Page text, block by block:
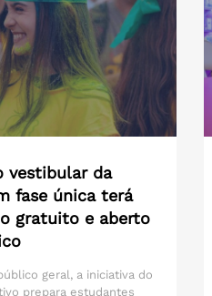
vestibular da
fase única terá
gratuito e aberto
geral, a iniciativa do
prepara estudantes